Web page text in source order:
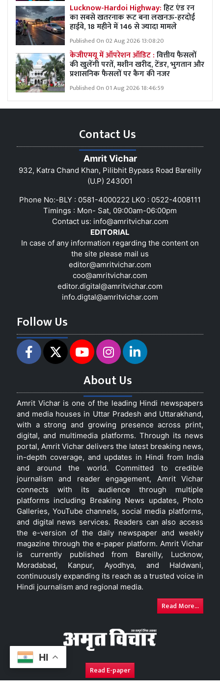
HI
Lucknow-Hardoi Highway:हिट एंड रन
का सबसे खतरनाक रूट बना लखनऊ-हरदोई
हाईवे, 18 महीने में 146 से ज्यादा मामले
Published On 02 Aug 2026 13:08:20
केजीएमयू में ऑपरेशन ऑडिट :वित्तीय फैसलों
की खुलेंगी परतें, मशीन खरीद, टेंडर, भुगतान और
प्रशासनिक फैसलों पर कैग की नजर
Published On 01 Aug 2026 18:46:59
Contact Us
Amrit Vichar
932, Katra Chand Khan, Pilibhit Bypass Road Bareilly
(U.P) 243001
Phone No:-BLY : 0581-4000222 LKO : 0522-4008111
Timings : Mon- Sat, 09:00am-06:00pm
Contact us: info@amritvichar.com
EDITORIAL
In case of any information regarding the content on
the site please mail us
editor@amritvichar.com
coo@amritvichar.com
editor.digital@amritvichar.com
info.digtal@amritvichar.com
Follow Us
About Us
Amrit Vichar is one of the leading Hindi newspapers
and media houses in Uttar Pradesh and Uttarakhand,
with a strong and growing presence across print,
digital, and multimedia platforms. Through its news
portal, Amrit Vichar delivers the latest breaking news,
in-depth coverage, and updates in Hindi from India
and around the world. Committed to credible
journalism and reader engagement, Amrit Vichar
connects with its audience through multiple
platforms including Breaking News updates, Photo
Galleries, YouTube channels, social media platforms,
and digital news services. Readers can also access
the e-version of the daily newspaper and weekly
magazine through the e-paper platform. Amrit Vichar
is currently published from Bareilly, Lucknow,
Moradabad, Kanpur, Ayodhya, and Haldwani,
continuously expanding its reach as a trusted voice in
Hindi journalism and regional media.
Read More...
Read E-paper